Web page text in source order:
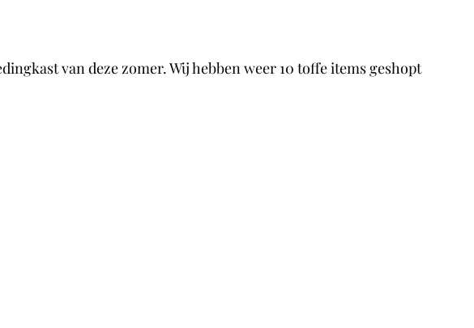
van deze zomer. Wij hebben weer 10 toffe items geshopt